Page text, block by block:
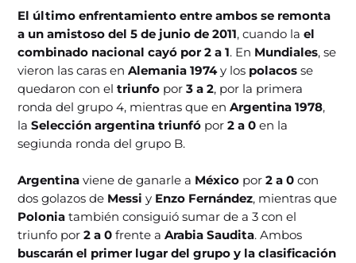
El último enfrentamiento entre ambos se remonta
a un amistoso del 5 de junio de 2011, cuando lael
combinado nacional cayó por 2 a 1. En Mundiales, se
vieron las caras enAlemania 1974y los polacosse
quedaron con eltriunfo por 3 a 2, por la primera
ronda del grupo 4, mientras que enArgentina 1978,
la Selección argentina triunfó por2 a 0en la
segiunda ronda del grupo B.
Argentinaviene de ganarle a México por 2 a 0 con
dos golazos de Messi y Enzo Fernández, mientras que
Polonia también consiguió sumar de a 3 con el
triunfo por2 a 0frente aArabia Saudita. Ambos
buscarán el primer lugar del grupo y la clasificación